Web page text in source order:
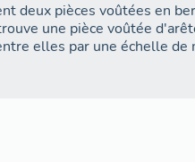
deux pièces voûtées en
une pièce voûtée
elles par une échelle de